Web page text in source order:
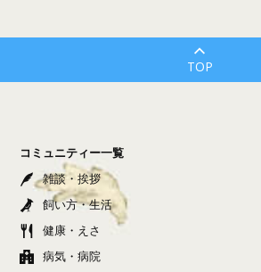
TOP
コミュニティー一覧
雑談・挨拶
飼い方・生活
健康・えさ
病気・病院